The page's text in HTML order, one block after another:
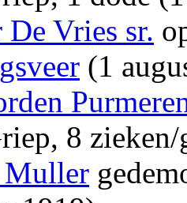
Vries sr.
(1
8
Muller